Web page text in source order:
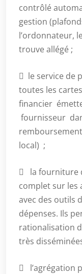
contrôlé
gestion
l’ordonnateur,
trouve allégé ;
 le service de
toutes les
financier
fournisseur
local) ;
 la fourniture
complet sur les
avec des outils
dépenses. Ils
rationalisation
très
 l’agrégation